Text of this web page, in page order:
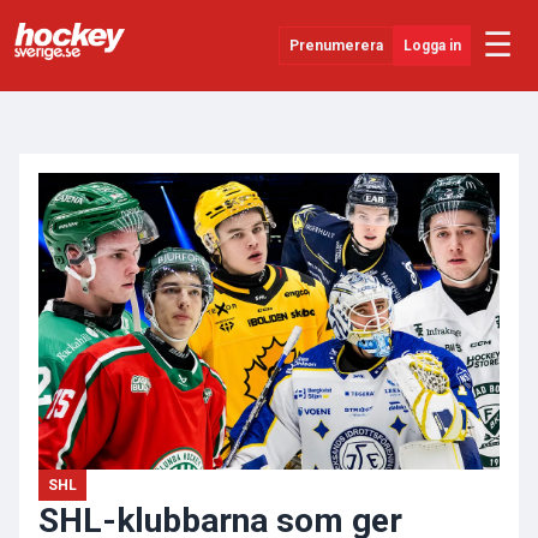
Prenumerera Logga in ☰
SHL
Evenemang
Övrigt
SHL
SHL-klubbarna som ger